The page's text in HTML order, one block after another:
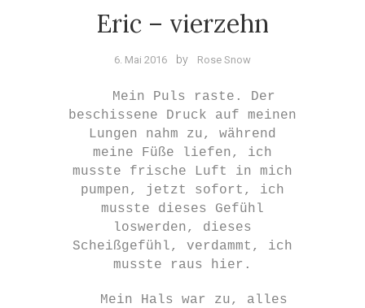
Esther
Eric – vierzehn
6. Mai 2016 by Rose Snow
Eric
–
vierzehn
Mein Puls raste. Der
beschissene Druck auf meinen
Lungen nahm zu, während
meine Füße liefen, ich
musste frische Luft in mich
pumpen, jetzt sofort, ich
musste dieses Gefühl
loswerden, dieses
Scheißgefühl, verdammt, ich
musste raus hier.
Mein Hals war zu, alles